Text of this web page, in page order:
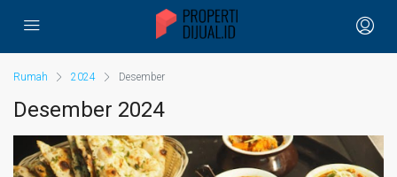
Rumah 2024 Desember
Desember 2024